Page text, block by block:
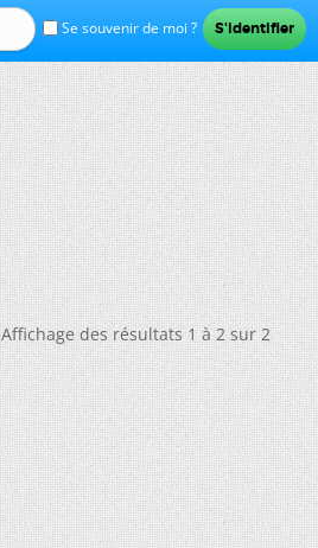
Se souvenir de moi ?
Affichage des résultats 1 à 2 sur 2